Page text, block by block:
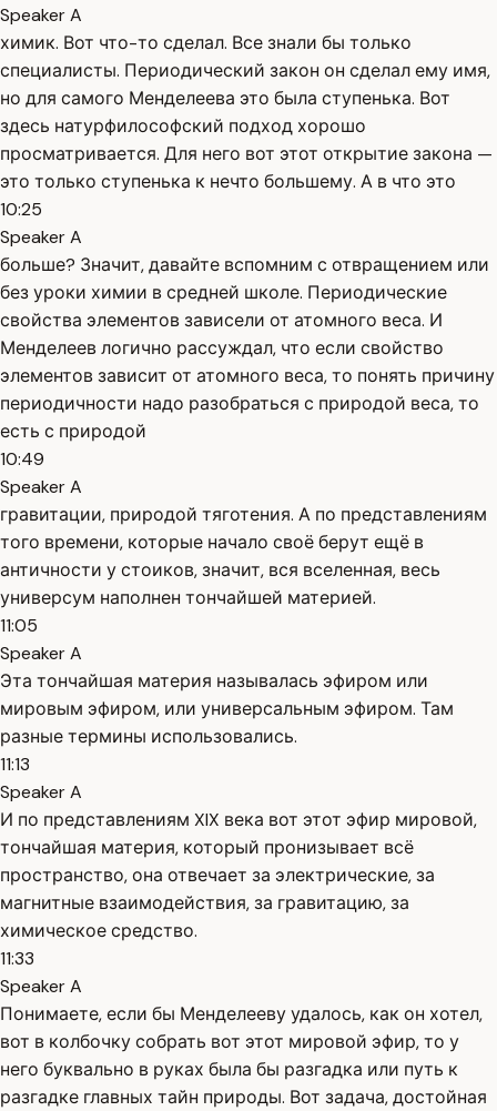
Speaker A
химик. Вот что-то сделал. Все знали бы только
специалисты. Периодический закон он сделал ему имя,
но для самого Менделеева это была ступенька. Вот
здесь натурфилософский подход хорошо
просматривается. Для него вот этот открытие закона —
это только ступенька к нечто большему. А в что это
10:25
Speaker A
больше? Значит, давайте вспомним с отвращением или
без уроки химии в средней школе. Периодические
свойства элементов зависели от атомного веса. И
Менделеев логично рассуждал, что если свойство
элементов зависит от атомного веса, то понять причину
периодичности надо разобраться с природой веса, то
есть с природой
10:49
Speaker A
гравитации, природой тяготения. А по представлениям
того времени, которые начало своё берут ещё в
античности у стоиков, значит, вся вселенная, весь
универсум наполнен тончайшей материей.
11:05
Speaker A
Эта тончайшая материя называлась эфиром или
мировым эфиром, или универсальным эфиром. Там
разные термины использовались.
11:13
Speaker A
И по представлениям XIX века вот этот эфир мировой,
тончайшая материя, который пронизывает всё
пространство, она отвечает за электрические, за
магнитные взаимодействия, за гравитацию, за
химическое средство.
11:33
Speaker A
Понимаете, если бы Менделееву удалось, как он хотел,
вот в колбочку собрать вот этот мировой эфир, то у
него буквально в руках была бы разгадка или путь к
разгадке главных тайн природы. Вот задача, достойная